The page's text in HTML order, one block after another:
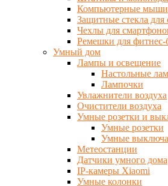
Компьютерные мыши
Защитные стекла для
Чехлы для
Ремешки для фитнес-
Умный дом
Лампы и освещение
Настольные
Лампочки
Увлажнители воздуха
Очистители воздуха
Умные розетки и
Умные розетки
Умные
Метеостанции
Датчики умного дома
IP-камеры Xiaomi
Умные колонки